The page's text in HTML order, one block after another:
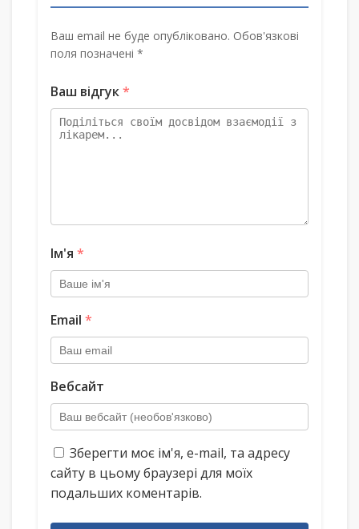
Ваш email не буде опубліковано. Обов'язкові
поля позначені *
Ваш відгук*
Ім'я *
Email *
Вебсайт
Зберегти моє ім'я, e-mail, та адресу
сайту в цьому браузері для моїх
подальших коментарів.